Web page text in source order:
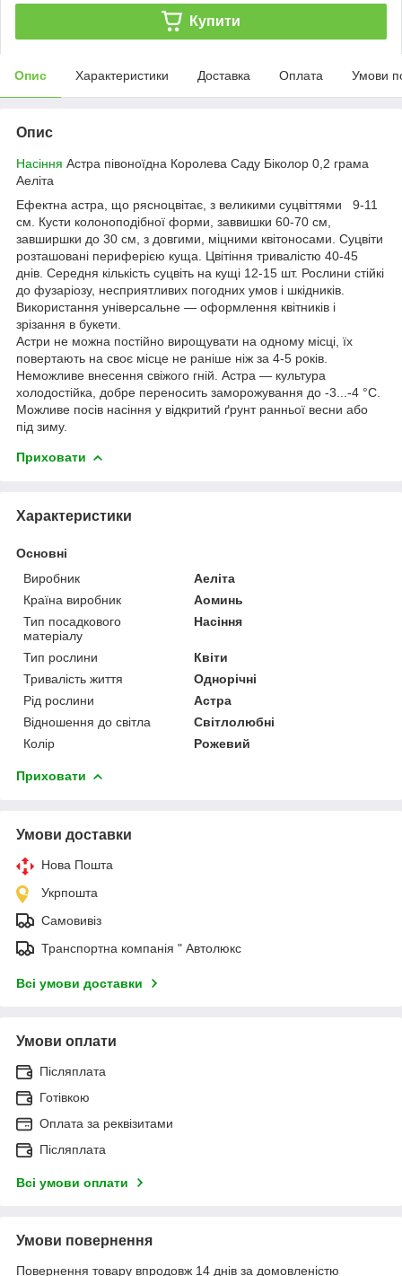
Купити
Опис Характеристики Доставка Оплата Умови
Опис
Насіння Астра півоноїдна Королева Саду Біколор 0,2 грама
Аеліта
Ефектна астра, що рясноцвітає, з великими суцвіттями 9-11
см. Кусти колоноподібної форми, заввишки 60-70 см,
завширшки до 30 см, з довгими, міцними квітоносами. Суцвіти
розташовані периферією куща. Цвітіння тривалістю 40-45
днів. Середня кількість суцвіть на кущі 12-15 шт. Рослини стійкі
до фузаріозу, несприятливих погодних умов і шкідників.
Використання універсальне — оформлення квітників і
зрізання в букети.
Астри не можна постійно вирощувати на одному місці, їх
повертають на своє місце не раніше ніж за 4-5 років.
Неможливе внесення свіжого гній. Астра — культура
холодостійка, добре переносить заморожування до -3...-4 °C.
Можливе посів насіння у відкритий ґрунт ранньої весни або
під зиму.
Приховати
Характеристики
Основні
Виробник
Аеліта
Країна виробник
Аоминь
Тип посадкового
матеріалу
Насіння
Тип рослини
Квіти
Тривалість життя
Однорічні
Рід рослини
Астра
Відношення до світла
Світлолюбні
Колір
Рожевий
Приховати
Умови доставки
Нова Пошта
Укрпошта
Самовивіз
Транспортна компанія " Автолюкс
Всі умови доставки
Умови оплати
Післяплата
Готівкою
Оплата за реквізитами
Післяплата
Всі умови оплати
Умови повернення
Повернення товару впродовж 14 днів за домовленістю